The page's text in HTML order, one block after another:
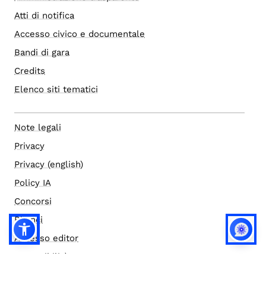
Atti di notifica
Accesso civico e documentale
Bandi di gara
Credits
Elenco siti tematici
Note legali
Privacy
Privacy (english)
Policy IA
Concorsi
Bilanci
Accesso editor
Accessibilità